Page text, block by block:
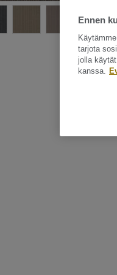
Katso kaikki
Ennen
tarjota
jolla
kanssa.